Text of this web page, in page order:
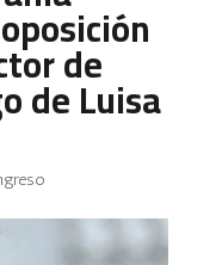
de
de Luisa